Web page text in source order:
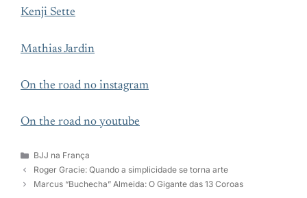
Kenji Sette
Mathias Jardin
On the road no instagram
On the road no youtube
Categorias
BJJ na França
Roger Gracie: Quando a simplicidade se torna arte
Marcus “Buchecha” Almeida: O Gigante das 13 Coroas